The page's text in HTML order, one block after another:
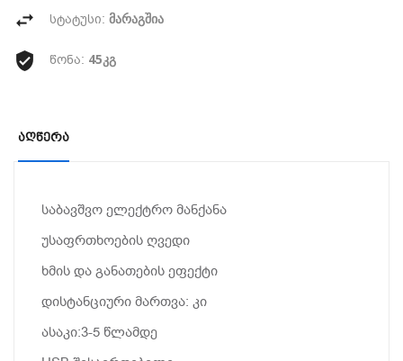
სტატუსი: მარაგშია
წონა: 45კგ
Აღწერა
საბავშვო ელექტრო მანქანა
უსაფრთხოების ღვედი
ხმის და განათების ეფექტი
დისტანციური მართვა: კი
ასაკი:3-5 წლამდე